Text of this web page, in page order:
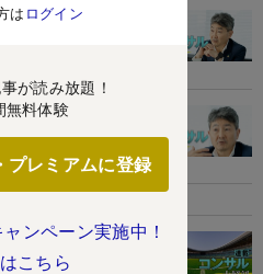
は ログイン
が読み放題！
無料体験
プレミアムに登録
ンペーン実施中！
こちら
で2強を猛追！元
位改革」の中身
大増員計画！元デ
用の独自戦略
ジネス」で存在
触手を伸ばす理由